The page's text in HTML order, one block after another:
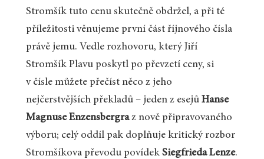
Stromšík tuto cenu skutečně obdržel, a při té
příležitosti věnujeme první část říjnového čísla
právě jemu. Vedle rozhovoru, který Jiří
Stromšík Plavu poskytl po převzetí ceny, si
v čísle můžete přečíst něco z jeho
nejčerstvějších překladů – jeden z esejů Hanse
Magnuse Enzensbergraz nově připravovaného
výboru; celý oddíl pak doplňuje kritický rozbor
Stromšíkova převodu povídek Siegfrieda Lenze.